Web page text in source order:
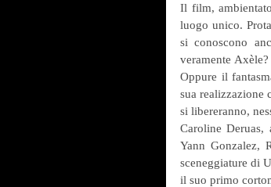
Il film,
luogo unico.
si conoscono
veramente
Oppure il
sua realizzazione
si libereranno,
Caroline Deruas,
Yann Gonzalez,
sceneggiature di
il suo primo